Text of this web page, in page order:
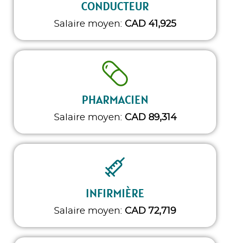
CONDUCTEUR
Salaire moyen: CAD 41,925
PHARMACIEN
Salaire moyen: CAD 89,314
INFIRMIÈRE
Salaire moyen: CAD 72,719